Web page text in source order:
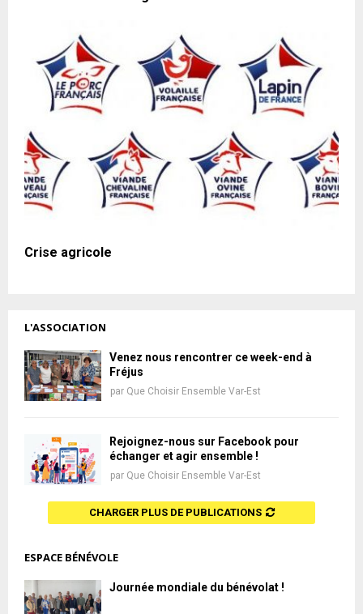
Crise agricole
L'ASSOCIATION
Venez nous rencontrer ce week-end à
Fréjus
par Que Choisir Ensemble Var-Est
Rejoignez-nous sur Facebook pour
échanger et agir ensemble !
par Que Choisir Ensemble Var-Est
CHARGER PLUS DE PUBLICATIONS
ESPACE BÉNÉVOLE
Journée mondiale du bénévolat !